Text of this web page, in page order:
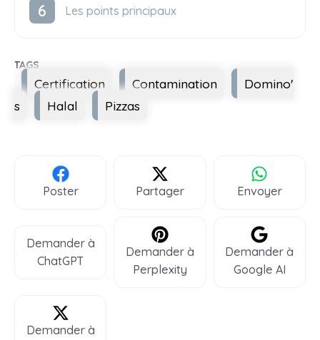
Les points principaux
Certification Contamination
Domino'
s
Halal Pizzas
Poster Partager Envoyer
Demander à
ChatGPT
Demander à
Perplexity
Demander à
Google AI
Demander à